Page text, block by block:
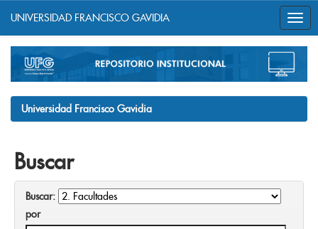
navigation
UNIVERSIDAD FRANCISCO GAVIDIA
Universidad Francisco Gavidia
Buscar
Buscar:
por